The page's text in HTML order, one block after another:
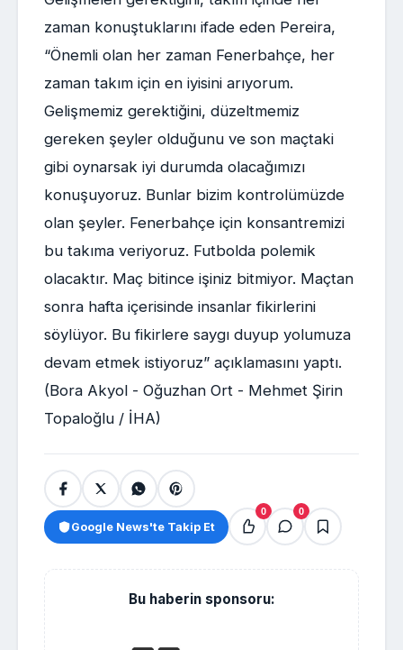
zaman konuştuklarını ifade eden Pereira,
“Önemli olan her zaman Fenerbahçe, her
zaman takım için en iyisini arıyorum.
Gelişmemiz gerektiğini, düzeltmemiz
gereken şeyler olduğunu ve son maçtaki
gibi oynarsak iyi durumda olacağımızı
konuşuyoruz. Bunlar bizim kontrolümüzde
olan şeyler. Fenerbahçe için konsantremizi
bu takıma veriyoruz. Futbolda polemik
olacaktır. Maç bitince işiniz bitmiyor. Maçtan
sonra hafta içerisinde insanlar fikirlerini
söylüyor. Bu fikirlere saygı duyup yolumuza
devam etmek istiyoruz” açıklamasını yaptı.
(Bora Akyol - Oğuzhan Ort - Mehmet Şirin
Topaloğlu / İHA)
Google News'te Takip Et
0 0
Bu haberin sponsoru: